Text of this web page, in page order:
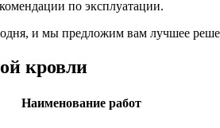
по эксплуатации.
и мы предложим вам лучшее
кровли
Наименование работ